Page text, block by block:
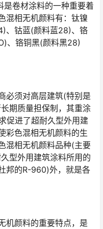
卷材涂料的一种重要着
混相无机颜料有：钛镍
、钴蓝(颜料蓝28)、铬
、铬铜黑(颜料黑28)
必须对高层建筑(特别是
期质量担保制，其重涂
促进了超耐久型外用建
彩色混相无机颜料的生
混相无机颜料品种(主要
型外用建筑涂料所用的
邦的R-960)外，就是各
机颜料的重要特点，是